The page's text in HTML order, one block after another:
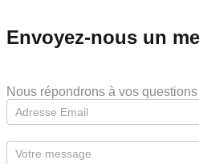
Envoyez-nous un
Nous répondrons à vos